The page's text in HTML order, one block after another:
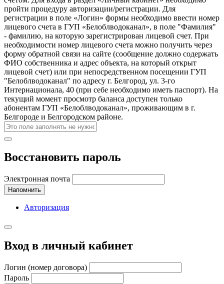
пройти процедуру авторизации/регистрации. Для
регистрации в поле «Логин» формы необходимо ввести номер
лицевого счета в ГУП «Белоблводоканал», в поле "Фамилия"
- фамилию, на которую зарегистрирован лицевой счет. При
необходимости номер лицевого счета можно получить через
форму обратной связи на сайте (сообщение должно содержать
ФИО собственника и адрес объекта, на который открыт
лицевой счет) или при непосредственном посещении ГУП
"Белоблводоканал" по адресу г. Белгород, ул. 3-го
Интернационала, 40 (при себе необходимо иметь паспорт). На
текущий момент просмотр баланса доступен только
абонентам ГУП «Белоблводоканал», проживающим в г.
Белгороде и Белгородском районе.
Восстановить пароль
Электронная почта
Напомнить
Авторизация
Вход в личный кабинет
Логин (номер договора)
Пароль